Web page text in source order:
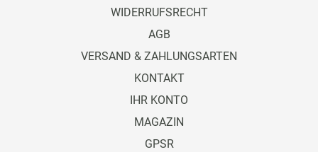
WIDERRUFSRECHT
AGB
VERSAND & ZAHLUNGSARTEN
KONTAKT
IHR KONTO
MAGAZIN
GPSR